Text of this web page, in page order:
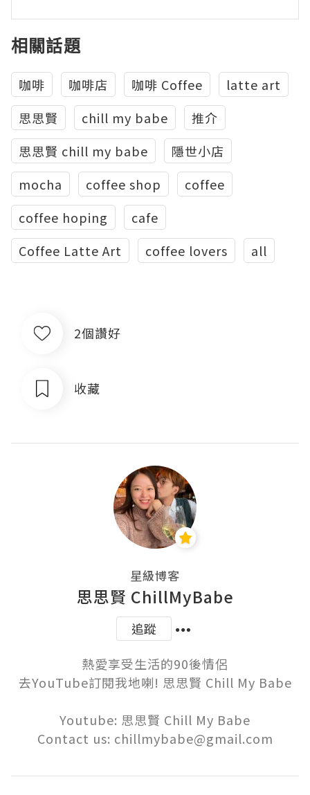
相關話題
咖啡 咖啡店 咖啡 Coffee
latte art
思思賢
chill my babe
推介
思思賢 chill my babe
隱世小店
mocha
coffee shop
coffee
coffee hoping
cafe
Coffee Latte Art
coffee lovers all
2個讚好
收藏
星級博客
思思賢 ChillMyBabe
追蹤
熱愛享受生活的90後情侶
去YouTube訂閱我地喇! 思思賢 Chill My Babe
Youtube: 思思賢 Chill My Babe
Contact us: chillmybabe@gmail.com